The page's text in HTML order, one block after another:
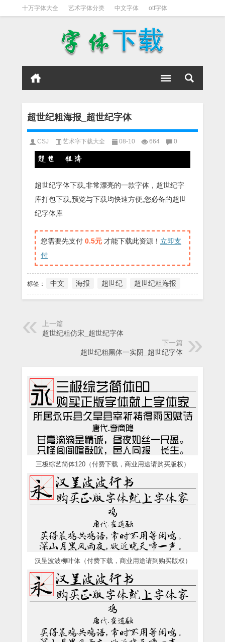
十万字体大全 艺术字体分类 中文字体 otf字体
超世纪粗海报_超世纪字体
CSJ 艺术字下载大全 08-10 664 0
超世纪字体下载,非常漂亮的一款字体，超世纪字
库打包下载,预览与下载均快速方便,您必备的超世
纪字体库
您需要先支付 0.5元 才能下载此资源！ 立即支
付
标签： 中文 海报 超世纪 超世纪粗海报
上一篇
超世纪粗仿宋_超世纪字体
下一篇
超世纪粗黑体一实阴_超世纪字体
三极综艺简体120（付费下载，商业用途请购买版权）
汉呈波波柳叶体（付费下载，商业用途请到购买版权）